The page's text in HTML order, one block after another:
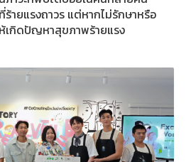
ร้ายแรงถาวร แต่หากไม่รักษาหรือ
เกิดปัญหาสุขภาพร้ายแรง